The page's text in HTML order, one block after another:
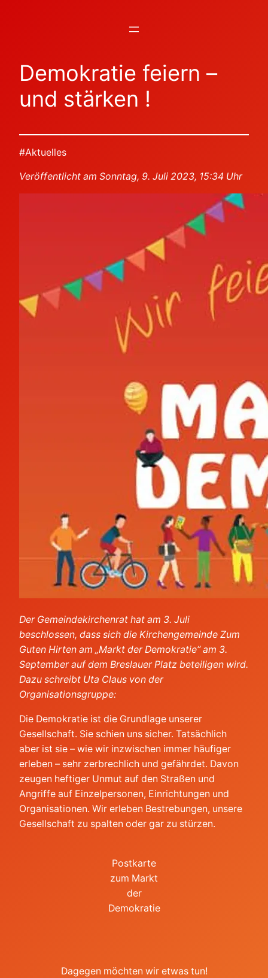
Demokratie feiern –
und stärken !
#Aktuelles
Veröffentlicht am Sonntag, 9. Juli 2023, 15:34 Uhr
Der Gemeindekirchenrat hat am 3. Juli
beschlossen, dass sich die Kirchengemeinde Zum
Guten Hirten am „Markt der Demokratie“ am 3.
September auf dem Breslauer Platz beteiligen wird.
Dazu schreibt Uta Claus von der
Organisationsgruppe:
Die Demokratie ist die Grundlage unserer
Gesellschaft. Sie schien uns sicher. Tatsächlich
aber ist sie – wie wir inzwischen immer häufiger
erleben – sehr zerbrechlich und gefährdet. Davon
zeugen heftiger Unmut auf den Straßen und
Angriffe auf Einzelpersonen, Einrichtungen und
Organisationen. Wir erleben Bestrebungen, unsere
Gesellschaft zu spalten oder gar zu stürzen.
Postkarte
zum Markt
der
Demokratie
Dagegen möchten wir etwas tun!